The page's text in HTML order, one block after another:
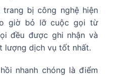
bị công nghệ hiện
giờ bỏ lỡ cuộc gọi từ
đều được ghi nhận và
lượng dịch vụ tốt nhất.
nhanh chóng là điểm